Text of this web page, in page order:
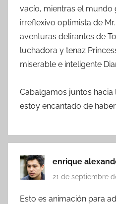
vacío, mientras el mundo
irreflexivo optimista de
aventuras delirantes de
luchadora y tenaz
miserable e inteligente
Cabalgamos juntos
estoy encantado de
enrique
21 de septiembre
Esto es animación para